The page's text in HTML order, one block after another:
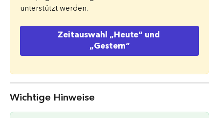
unterstützt werden.
Zeitauswahl „Heute“ und
„Gestern“
Wichtige Hinweise